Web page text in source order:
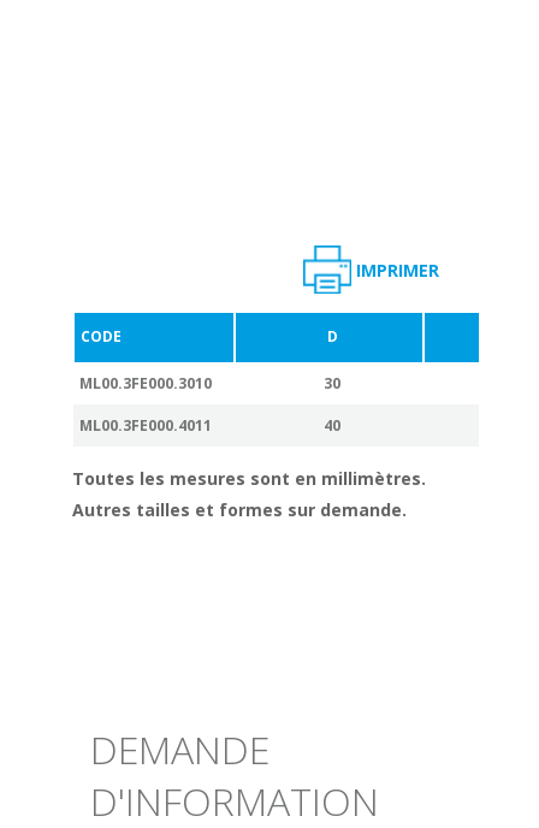
IMPRIMER
CODE D
ML00.3FE000.3010 30
ML00.3FE000.4011 40
Toutes les mesures sont en millimètres.
Autres tailles et formes sur demande.
DEMANDE
D'INFORMATION